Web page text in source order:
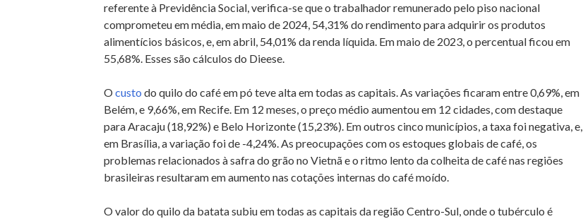
referente à Previdência Social, verifica-se que o trabalhador remunerado pelo piso nacional
comprometeu em média, em maio de 2024, 54,31% do rendimento para adquirir os produtos
alimentícios básicos, e, em abril, 54,01% da renda líquida. Em maio de 2023, o percentual ficou em
55,68%. Esses são cálculos do Dieese.
Ocusto do quilo do café em pó teve alta em todas as capitais. As variações ficaram entre 0,69%, em
Belém, e 9,66%, em Recife. Em 12 meses, o preço médio aumentou em 12 cidades, com destaque
para Aracaju (18,92%) e Belo Horizonte (15,23%). Em outros cinco municípios, a taxa foi negativa, e,
em Brasília, a variação foi de -4,24%. As preocupações com os estoques globais de café, os
problemas relacionados à safra do grão no Vietnã e o ritmo lento da colheita de café nas regiões
brasileiras resultaram em aumento nas cotações internas do café moído.
O valor do quilo da batata subiu em todas as capitais da região Centro-Sul, onde o tubérculo é